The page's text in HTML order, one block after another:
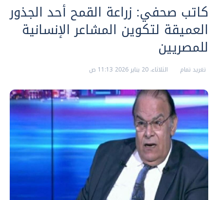
كاتب صحفي: زراعة القمح أحد الجذور
العميقة لتكوين المشاعر الإنسانية
للمصريين
تغريد تمام الثلاثاء، 20 يناير 2026 11:13 ص